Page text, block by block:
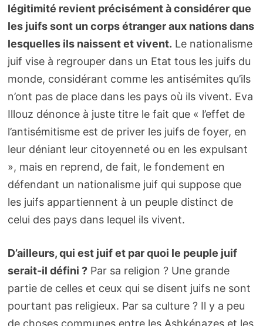
légitimité revient précisément à considérer que
les juifs sont un corps étranger aux nations dans
lesquelles ils naissent et vivent. Le nationalisme
juif vise à regrouper dans un Etat tous les juifs du
monde, considérant comme les antisémites qu’ils
n’ont pas de place dans les pays où ils vivent. Eva
Illouz dénonce à juste titre le fait que « l’effet de
l’antisémitisme est de priver les juifs de foyer, en
leur déniant leur citoyenneté ou en les expulsant
», mais en reprend, de fait, le fondement en
défendant un nationalisme juif qui suppose que
les juifs appartiennent à un peuple distinct de
celui des pays dans lequel ils vivent.
D’ailleurs, qui est juif et par quoi le peuple juif
serait-il défini ?Par sa religion ? Une grande
partie de celles et ceux qui se disent juifs ne sont
pourtant pas religieux. Par sa culture ? Il y a peu
de choses communes entre les Ashkénazes et les